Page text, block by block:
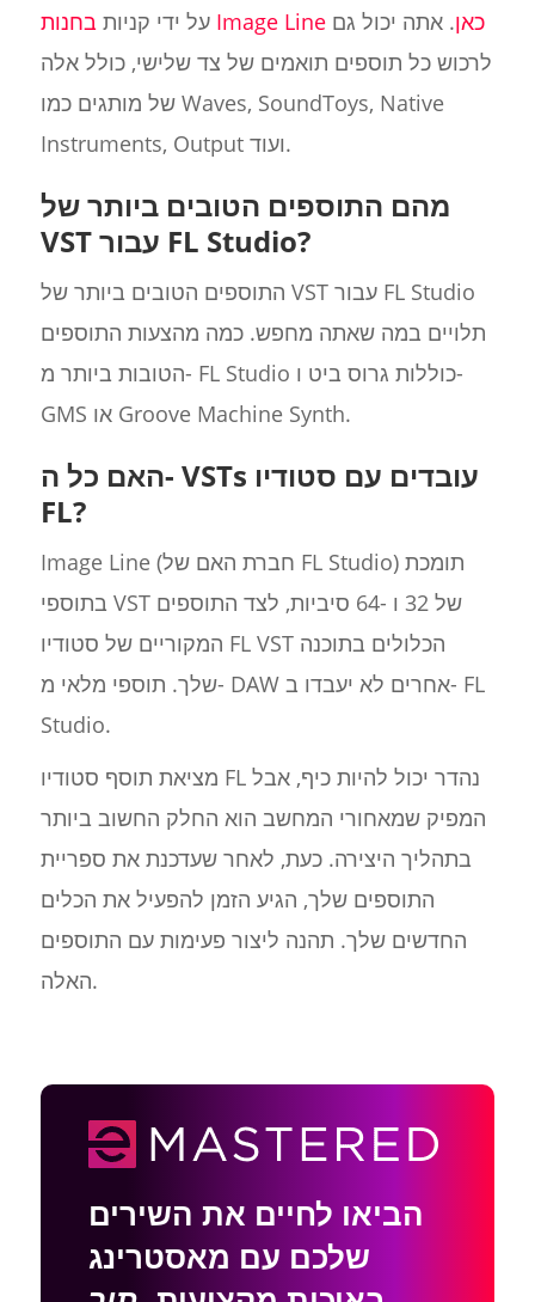
על ידי קניות
בחנות Image Line כאן. אתה יכול גם
לרכוש כל תוספים תואמים של צד שלישי, כולל אלה
של מותגים כמו Waves, SoundToys, Native
Instruments, Output ועוד.
מהם התוספים הטובים ביותר של
VST עבור FL Studio?
התוספים הטובים ביותר של VST עבור FL Studio
תלויים במה שאתה מחפש. כמה מהצעות התוספים
הטובות ביותר מ- FL Studio כוללות גרוס ביט ו-
GMS או Groove Machine Synth.
האם כל ה- VSTs עובדים עם סטודיו
FL?
Image Line (חברת האם של FL Studio) תומכת
בתוספי VST של 32 ו -64 סיביות, לצד התוספים
המקוריים של סטודיו FL VST הכלולים בתוכנה
שלך. תוספי מלאי מ- DAW אחרים לא יעבדו ב- FL
Studio.
מציאת תוסף סטודיו FL נהדר יכול להיות כיף, אבל
המפיק שמאחורי המחשב הוא החלק החשוב ביותר
בתהליך היצירה. כעת, לאחר שעדכנת את ספריית
התוספים שלך, הגיע הזמן להפעיל את הכלים
החדשים שלך. תהנה ליצור פעימות עם התוספים
האלה.
הביאו לחיים את השירים
שלכם עם מאסטרינג